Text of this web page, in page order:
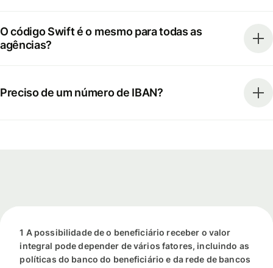
O código Swift é o mesmo para todas as
agências?
Preciso de um número de IBAN?
1 A possibilidade de o beneficiário receber o valor
integral pode depender de vários fatores, incluindo as
políticas do banco do beneficiário e da rede de bancos